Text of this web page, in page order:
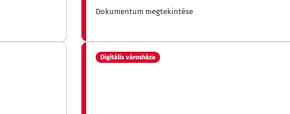
Dokumentum megtekintése
Digitális városháza